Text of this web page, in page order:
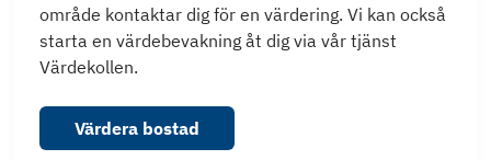
område kontaktar dig för en värdering. Vi kan också
starta en värdebevakning åt dig via vår tjänst
Värdekollen.
Värdera bostad